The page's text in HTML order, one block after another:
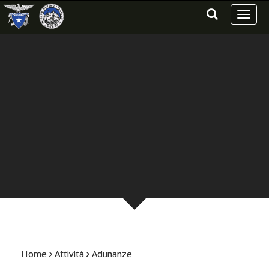
Home Attività Adunanze